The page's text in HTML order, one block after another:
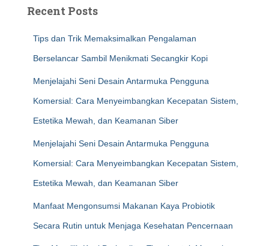
Recent Posts
Tips dan Trik Memaksimalkan Pengalaman
Berselancar Sambil Menikmati Secangkir Kopi
Menjelajahi Seni Desain Antarmuka Pengguna
Komersial: Cara Menyeimbangkan Kecepatan Sistem,
Estetika Mewah, dan Keamanan Siber
Menjelajahi Seni Desain Antarmuka Pengguna
Komersial: Cara Menyeimbangkan Kecepatan Sistem,
Estetika Mewah, dan Keamanan Siber
Manfaat Mengonsumsi Makanan Kaya Probiotik
Secara Rutin untuk Menjaga Kesehatan Pencernaan